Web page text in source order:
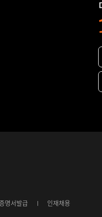
명서발급 인재채용